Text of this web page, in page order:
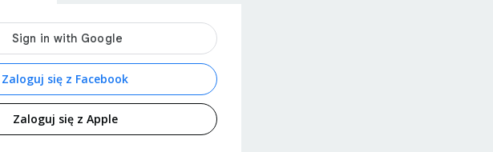
Zaloguj się z Facebook
Zaloguj się z Apple